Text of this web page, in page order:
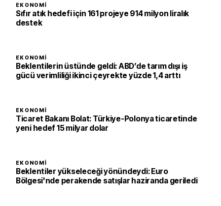
EKONOMI
Sıfır atık hedefi için 161 projeye 914 milyon liralık
destek
EKONOMI
Beklentilerin üstünde geldi: ABD’de tarım dışı iş
gücü verimliliği ikinci çeyrekte yüzde 1,4 arttı
EKONOMI
Ticaret Bakanı Bolat: Türkiye-Polonya ticaretinde
yeni hedef 15 milyar dolar
EKONOMI
Beklentiler yükseleceği yönündeydi: Euro
Bölgesi'nde perakende satışlar haziranda geriledi